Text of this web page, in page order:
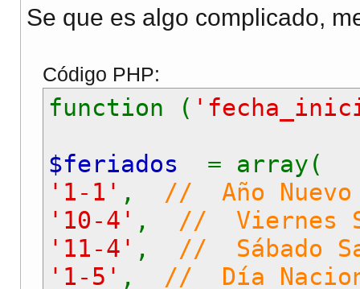
Se que es algo complicado,
Código PHP:
function (
$feriados = array(
'1-1' , // Año
'10-4' , // Viernes
'11-4' , // Sábado
'1-5' , // Día